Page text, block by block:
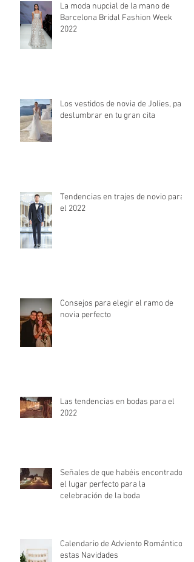
La moda nupcial de la mano de
Barcelona Bridal Fashion Week
2022
Los vestidos de novia de Jolies, para
deslumbrar en tu gran cita
Tendencias en trajes de novio para
el 2022
Consejos para elegir el ramo de
novia perfecto
Las tendencias en bodas para el
2022
Señales de que habéis encontrado
el lugar perfecto para la
celebración de la boda
Calendario de Adviento Romántico
estas Navidades